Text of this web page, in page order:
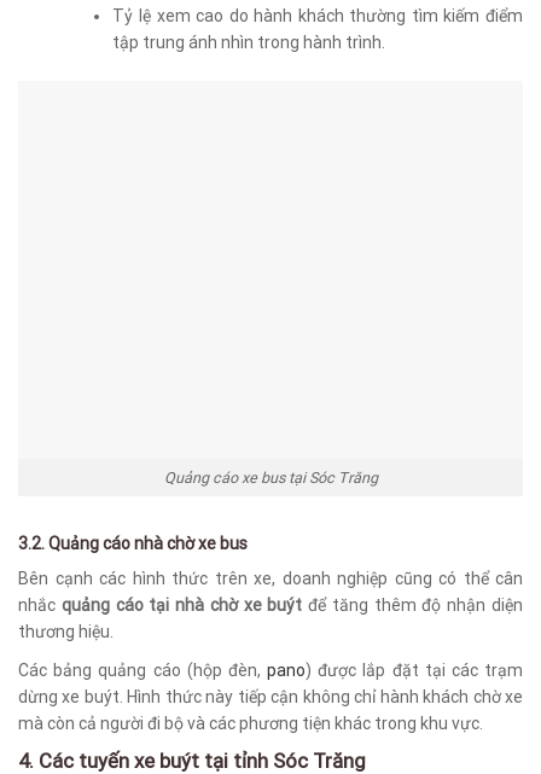
Tỷ lệ xem cao do hành khách thường tìm kiếm điểm
tập trung ánh nhìn trong hành trình.
Quảng cáo xe bus tại Sóc Trăng
3.2. Quảng cáo nhà chờ xe bus
Bên cạnh các hình thức trên xe, doanh nghiệp cũng có thể cân
nhắc quảng cáo tại nhà chờ xe buýt để tăng thêm độ nhận diện
thương hiệu.
Các bảng quảng cáo (hộp đèn, pano) được lắp đặt tại các trạm
dừng xe buýt. Hình thức này tiếp cận không chỉ hành khách chờ xe
mà còn cả người đi bộ và các phương tiện khác trong khu vực.
4. Các tuyến xe buýt tại tỉnh Sóc Trăng